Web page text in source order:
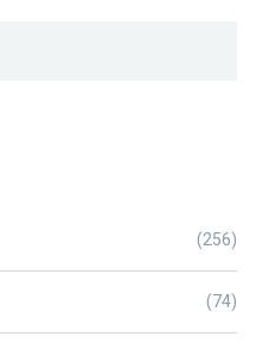
(256)
(74)